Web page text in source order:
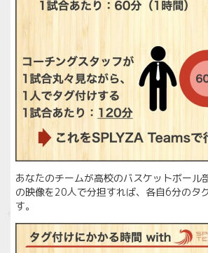
あなたのチームが高校のバスケットボール
の映像を20人で分担すれば、各自6分のタ
す。